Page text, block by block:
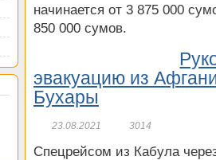
начинается от 3 875 000
850 000 сумов.
эвакуацию из
Бухары
23.08.2021 3014
Спецрейсом из Кабула